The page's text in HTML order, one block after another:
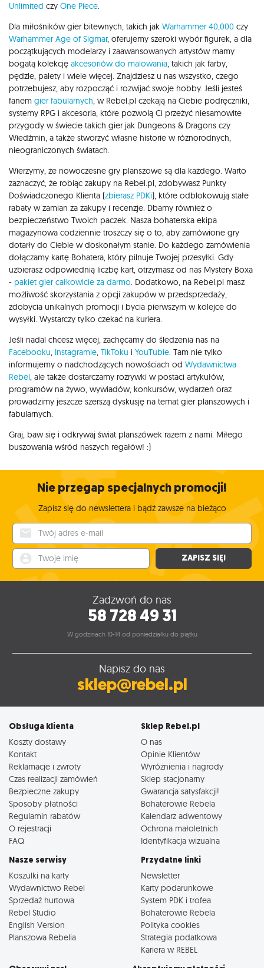
Unlimited czy One Piece.
Dla miłośników gier bitewnych, takich jak Warhammer 40,000 czy
Warhammer Age of Sigmar, oferujemy szeroki wybór figurek, a dla
początkujących modelarzy i zaawansowanych artystów mamy
bogatą kolekcję akcesoriów do malowania, takich jak farby,
pędzle, palety i wiele więcej. Znajdziesz u nas wszystko, czego
potrzebujesz, aby rozpocząć i rozwijać swoje hobby. Jeśli jesteś
fanem gier fabularnych, w Rebel.pl czekają na Ciebie podręczniki,
systemy RPG i akcesoria, które pozwolą Ci przeżyć niesamowite
przygody w świecie takich gier jak Dungeons & Dragons czy
Wiedźmin, a także stworzyć własne historie w różnorodnych,
nieograniczonych światach.
Wierzymy, że nowoczesne gry planszowe są dla każdego. Warto
zaznaczyć, że robiąc zakupy na Rebel.pl, zdobywasz Punkty
Doświadczonego Klienta (zbierasz PDKi), które odblokowują stałe
rabaty w zamian za zakupy i recenzje. Dbamy również o
bezpieczeństwo Twoich paczek. Nasza bohaterska ekipa
magazynowa codziennie troszczy się o to, aby zamówione gry
dotarły do Ciebie w doskonałym stanie. Do każdego zamówienia
dołączamy kartę Bohatera, który pilnuje Twojej przesyłki. Gdy
uzbierasz odpowiednią liczbę kart, otrzymasz od nas Mystery Boxa
- pakiet gier całkowicie za darmo. Dodatkowo, na Rebel.pl masz
możliwość skorzystania z opcji zakupów w przedsprzedaży,
zdobycia unikalnych promocji i bycia pierwszym w kolejce do
wysyłki. Wystarczy tylko czekać na kuriera.
Jeśli nadal chcesz więcej, zachęcamy do śledzenia nas na
Facebooku, Instagramie, TikToku i YouTubie. Tam nie tylko
informujemy o nadchodzących nowościach od Wydawnictwa
Rebel, ale także dostarczamy rozrywki w postaci artykułów,
programów na żywo, wywiadów, konkursów, wydarzeń oraz
prowadzimy jeszcze szerszą dyskusję na temat gier planszowych i
fabularnych.
Graj, baw się i odkrywaj świat planszówek razem z nami. Miłego
buszowania wśród naszych regałów! :)
Nie przegap specjalnych promocji!
Zapisz się do newslettera i bądź zawsze na bieżąco
ZAPISZ SIĘ!
Zadzwoń do nas
58 728 49 31
W godzinach 10-14 od poniedziałku do piątku
Napisz do nas
sklep@rebel.pl
Obsługa klienta
Koszty dostawy
Kontakt
Reklamacje i zwroty
Czas realizacji zamówień
Bezpieczne zakupy
Sposoby płatności
Regulamin rabatów
O rejestracji
FAQ
Sklep Rebel.pl
O nas
Opinie Klientów
Wyróżnienia i nagrody
Sklep stacjonarny
Gwarancja satysfakcji!
Bohaterowie Rebela
Kalendarz adwentowy
Ochrona małoletnich
Identyfikacja wizualna
Nasze serwisy
Koszulki na karty
Wydawnictwo Rebel
Sprzedaż hurtowa
Rebel Studio
English Version
Planszowa Rebelia
Przydatne linki
Newsletter
Karty podarunkowe
System PDK i trofea
Bohaterowie Rebela
Polityka cookies
Strategia podatkowa
Kariera w REBEL